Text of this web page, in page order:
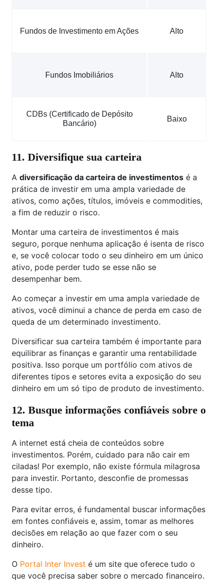
Fundos de Investimento em Ações Alto
Fundos Imobiliários Alto
CDBs (Certificado de Depósito
Bancário)
Baixo
11. Diversifique sua carteira
A diversificação da carteira de investimentos é a
prática de investir em uma ampla variedade de
ativos, como ações, títulos, imóveis e commodities,
a fim de reduzir o risco.
Montar uma carteira de investimentos é mais
seguro, porque nenhuma aplicação é isenta de risco
e, se você colocar todo o seu dinheiro em um único
ativo, pode perder tudo se esse não se
desempenhar bem.
Ao começar a investir em uma ampla variedade de
ativos, você diminui a chance de perda em caso de
queda de um determinado investimento.
Diversificar sua carteira também é importante para
equilibrar as finanças e garantir uma rentabilidade
positiva. Isso porque um portfólio com ativos de
diferentes tipos e setores evita a exposição do seu
dinheiro em um só tipo de produto de investimento.
12. Busque informações confiáveis sobre o
tema
A internet está cheia de conteúdos sobre
investimentos. Porém, cuidado para não cair em
ciladas! Por exemplo, não existe fórmula milagrosa
para investir. Portanto, desconfie de promessas
desse tipo.
Para evitar erros, é fundamental buscar informações
em fontes confiáveis e, assim, tomar as melhores
decisões em relação ao que fazer com o seu
dinheiro.
O Portal Inter Invest é um site que oferece tudo o
que você precisa saber sobre o mercado financeiro.